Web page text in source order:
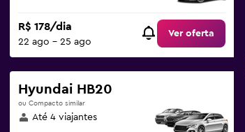
R$ 178/dia
22 ago - 25 ago
Ver oferta
Hyundai HB20
ou Compacto similar
Até 4 viajantes